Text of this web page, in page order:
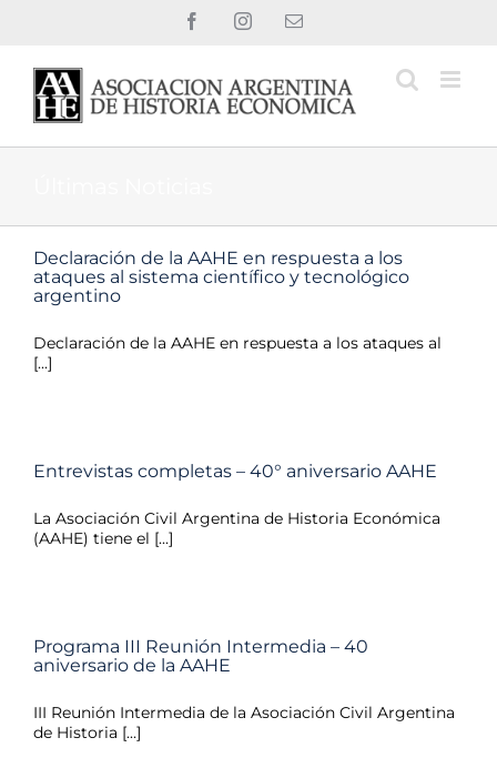
FacebookInstagramCorreo
Declaración de la AAHE en respuesta a los
ataques al sistema científico y tecnológico
argentino
Declaración de la AAHE en respuesta a los ataques al
[...]
Entrevistas completas – 40° aniversario AAHE
La Asociación Civil Argentina de Historia Económica
(AAHE) tiene el [...]
Programa III Reunión Intermedia – 40
aniversario de la AAHE
III Reunión Intermedia de la Asociación Civil Argentina
de Historia [...]